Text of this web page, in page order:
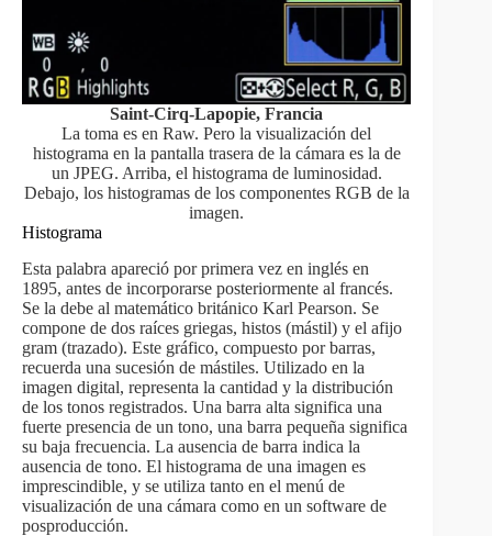
Saint-Cirq-Lapopie, Francia
La toma es en Raw. Pero la visualización del
histograma en la pantalla trasera de la cámara es la de
un JPEG. Arriba, el histograma de luminosidad.
Debajo, los histogramas de los componentes RGB de la
imagen.
Histograma
Esta palabra apareció por primera vez en inglés en
1895, antes de incorporarse posteriormente al francés.
Se la debe al matemático británico Karl Pearson. Se
compone de dos raíces griegas, histos (mástil) y el afijo
gram (trazado). Este gráfico, compuesto por barras,
recuerda una sucesión de mástiles. Utilizado en la
imagen digital, representa la cantidad y la distribución
de los tonos registrados. Una barra alta significa una
fuerte presencia de un tono, una barra pequeña significa
su baja frecuencia. La ausencia de barra indica la
ausencia de tono. El histograma de una imagen es
imprescindible, y se utiliza tanto en el menú de
visualización de una cámara como en un software de
posproducción.